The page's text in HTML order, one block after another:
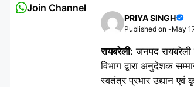
PRIYA SINGH
Published on -May
रायबरेली: जनपद रायबरेली
विभाग द्वारा अनुदेशक
स्वतंत्र प्रभार उद्यान एवं
Join Channel